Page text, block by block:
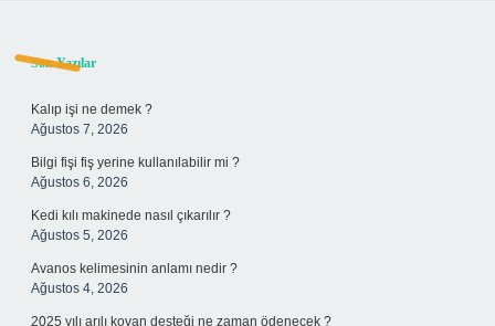
Sidebar
Son Yazılar
Kalıp işi ne demek ?
Ağustos 7, 2026
Bilgi fişi fiş yerine kullanılabilir mi ?
Ağustos 6, 2026
Kedi kılı makinede nasıl çıkarılır ?
Ağustos 5, 2026
Avanos kelimesinin anlamı nedir ?
Ağustos 4, 2026
2025 yılı arılı kovan desteği ne zaman ödenecek ?